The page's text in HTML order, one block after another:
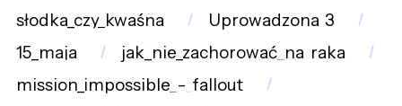
słodka_czy_kwaśna
Uprowadzona_3
15_maja
jak_nie_zachorować_na_raka
mission_impossible_-_fallout